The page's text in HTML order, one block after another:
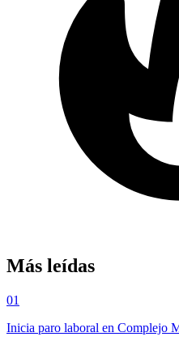
Más leídas
01
Inicia paro laboral en Complejo